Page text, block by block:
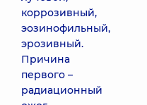
коррозивный,
эозинофильный,
эрозивный.
Причина
первого –
радиационный